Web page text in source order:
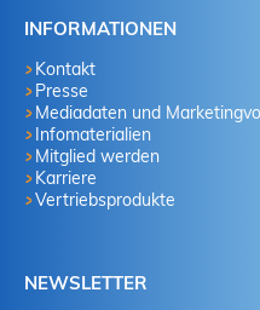
INFORMATIONEN
Kontakt
Presse
Mediadaten und
Infomaterialien
Mitglied werden
Karriere
Vertriebsprodukte
NEWSLETTER